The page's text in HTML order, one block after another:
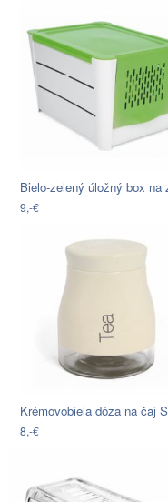
9,-€
8,-€